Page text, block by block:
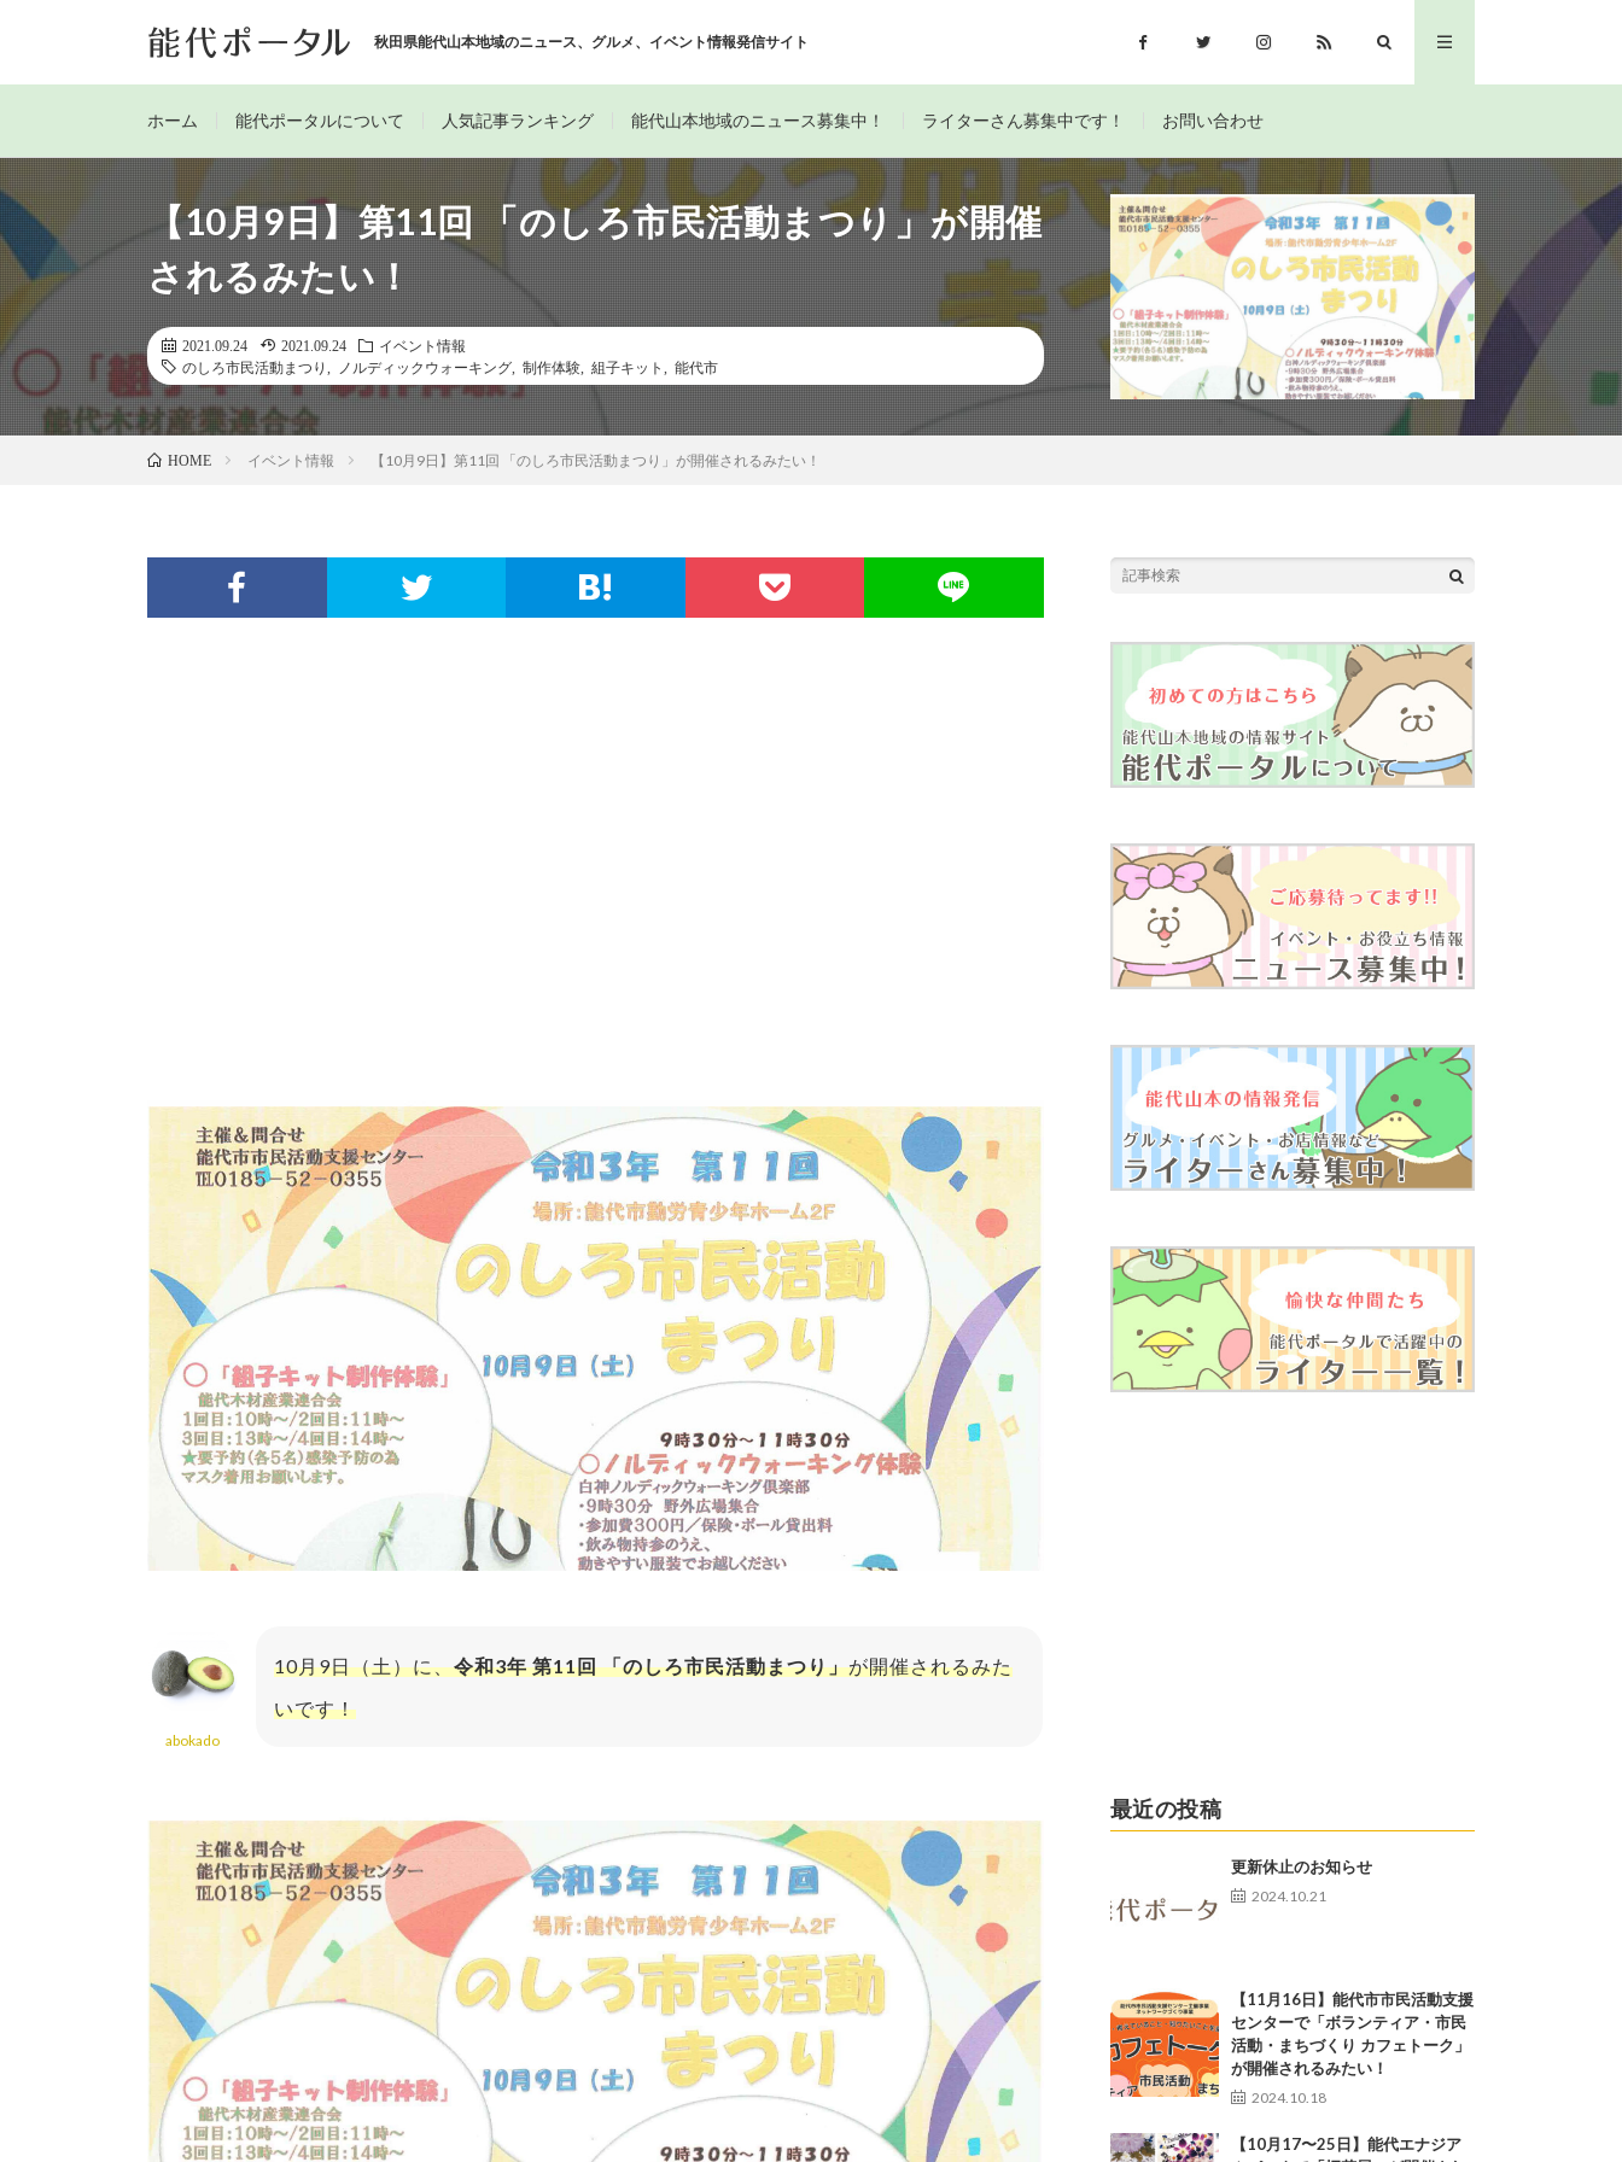
秋田県能代山本地域のニュース、グルメ、イベント情報発信サイト
ホーム 能代ポータルについて 人気記事ランキング 能代山本地域のニュース募集中！ ライターさん募集中です！ お問い合わせ
【10月9日】第11回 「のしろ市民活動まつり」が開催
されるみたい！
2021.09.24 2021.09.24
イベント情報
のしろ市民活動まつり
ノルディックウォーキング 制作体験 組子キット 能代市
HOME イベント情報 【10月9日】第11回 「のしろ市民活動まつり」が開催されるみたい！
abokado
10月9日（土）に、令和3年 第11回 「のしろ市民活動まつり」が開催されるみた
いです！
最近の投稿
更新休止のお知らせ
2024.10.21
【11月16日】能代市市民活動支援
センターで「ボランティア・市民
活動・まちづくり カフェトーク」
が開催されるみたい！
2024.10.18
【10月17〜25日】能代エナジア